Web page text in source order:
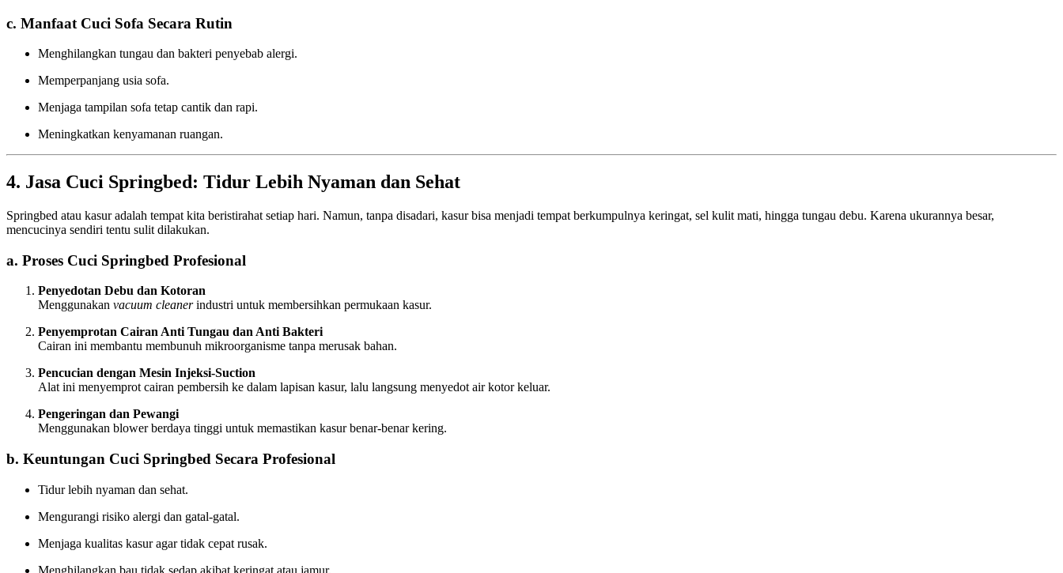
c. Manfaat Cuci Sofa Secara Rutin
Menghilangkan tungau dan bakteri penyebab alergi.
Memperpanjang usia sofa.
Menjaga tampilan sofa tetap cantik dan rapi.
Meningkatkan kenyamanan ruangan.
4. Jasa Cuci Springbed: Tidur Lebih Nyaman dan Sehat
Springbed atau kasur adalah tempat kita beristirahat setiap hari. Namun, tanpa disadari, kasur bisa menjadi tempat berkumpulnya keringat, sel kulit mati, hingga tungau debu. Karena ukurannya besar,
mencucinya sendiri tentu sulit dilakukan.
a. Proses Cuci Springbed Profesional
Penyedotan Debu dan Kotoran
Menggunakan vacuum cleanerindustri untuk membersihkan permukaan kasur.
Penyemprotan Cairan Anti Tungau dan Anti Bakteri
Cairan ini membantu membunuh mikroorganisme tanpa merusak bahan.
Pencucian dengan Mesin Injeksi-Suction
Alat ini menyemprot cairan pembersih ke dalam lapisan kasur, lalu langsung menyedot air kotor keluar.
Pengeringan dan Pewangi
Menggunakan blower berdaya tinggi untuk memastikan kasur benar-benar kering.
b. Keuntungan Cuci Springbed Secara Profesional
Tidur lebih nyaman dan sehat.
Mengurangi risiko alergi dan gatal-gatal.
Menjaga kualitas kasur agar tidak cepat rusak.
Menghilangkan bau tidak sedap akibat keringat atau jamur.